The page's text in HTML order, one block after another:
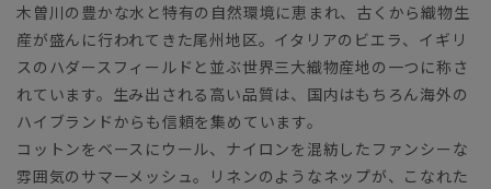
木曽川の豊かな水と特有の自然環境に恵まれ、古くから織物生
産が盛んに行われてきた尾州地区。イタリアのビエラ、イギリ
スのハダースフィールドと並ぶ世界三大織物産地の一つに称さ
れています。生み出される高い品質は、国内はもちろん海外の
ハイブランドからも信頼を集めています。
コットンをベースにウール、ナイロンを混紡したファンシーな
雰囲気のサマーメッシュ。リネンのようなネップが、こなれた